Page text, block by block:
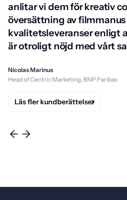
anlitar vi dem för kreativ
översättning av
kvalitetsleveranser enligt
är otroligt nöjd med vårt
Nicolas Marinus
Head of Centric Marketing, BNP Paribas
Läs fler kundberättelser